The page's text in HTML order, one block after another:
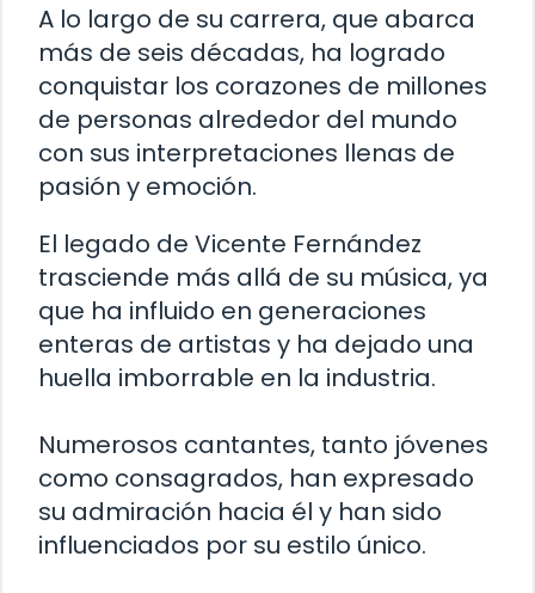
A lo largo de su carrera, que abarca
más de seis décadas, ha logrado
conquistar los corazones de millones
de personas alrededor del mundo
con sus interpretaciones llenas de
pasión y emoción.
El legado de Vicente Fernández
trasciende más allá de su música, ya
que ha influido en generaciones
enteras de artistas y ha dejado una
huella imborrable en la industria.
Numerosos cantantes, tanto jóvenes
como consagrados, han expresado
su admiración hacia él y han sido
influenciados por su estilo único.